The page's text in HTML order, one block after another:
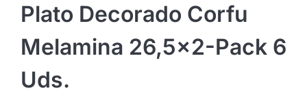
Plato Decorado Corfu
Melamina 26,5×2-Pack 6
Uds.